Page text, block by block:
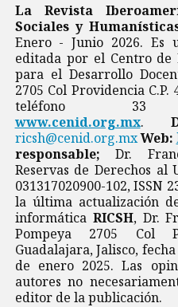
La Revista
Sociales y
Enero - Junio 2026. Es
editada por el Centro de
para el Desarrollo
2705 Col Providencia C.P.
teléfono
www.cenid.org.mx.
ricsh@cenid.org.mxWeb:
responsable; Dr.
Reservas de Derechos al
031317020900-102, ISSN
la última actualización
informática RICSH, Dr.
Pompeya 2705 Col
Guadalajara, Jalisco,
de enero 2025. Las
autores no
editor de la publicación.